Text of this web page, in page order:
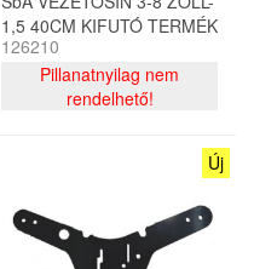
1,5 40CM KIFUTÓ TERMÉK
126210
Pillanatnyilag nem
rendelhető!
Új